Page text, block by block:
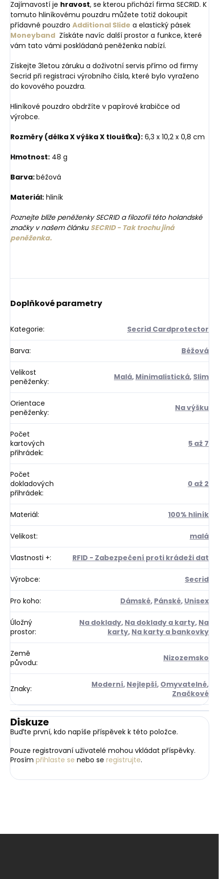
Zajímavostí je hravost, se kterou přichází firma SECRID. K
tomuto hliníkovému pouzdru můžete totiž dokoupit
přídavné pouzdro Additional Slide a elastický pásek
Moneyband Získáte navíc další prostor a funkce, které
vám tato vámi poskládaná peněženka nabízí.
Získejte 3letou záruku a doživotní servis přímo od firmy
Secrid při registraci výrobního čísla, které bylo vyraženo
do kovového pouzdra.
Hliníkové pouzdro obdržíte v papírové krabičce od
výrobce.
Rozměry (délka X výška X tloušťka): 6,3 x 10,2 x 0,8 cm
Hmotnost: 48 g
Barva:béžová
Materiál: hliník
Poznejte blíže peněženky SECRID a filozofii této holandské
značky v našem článku SECRID - Tak trochu jiná
peněženka.
Doplňkové parametry
Kategorie: Secrid Cardprotector
Barva: Béžová
Velikost
peněženky: Malá, Minimalistická, Slim
Orientace
peněženky: Na výšku
Počet
kartových
přihrádek:
5 až 7
Počet
dokladových
přihrádek:
0 až 2
Materiál: 100% hliník
Velikost: malá
Vlastnosti +: RFID - Zabezpečení proti krádeži dat
Výrobce: Secrid
Pro koho: Dámské, Pánské, Unisex
Úložný
prostor:
Na doklady, Na doklady a karty, Na
karty, Na karty a bankovky
Země
původu: Nizozemsko
Znaky: Moderní, Nejlepší, Omyvatelné,
Značkové
Diskuze
Buďte první, kdo napíše příspěvek k této položce.
Pouze registrovaní uživatelé mohou vkládat příspěvky.
Prosím přihlaste se nebo se registrujte.